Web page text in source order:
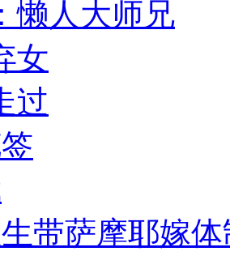
懒人大师兄
女
过
带萨摩耶嫁